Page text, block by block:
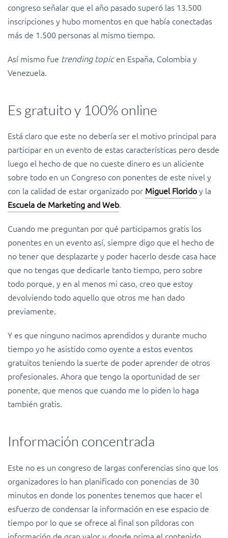
congreso señalar que el año pasado superó las 13.500
inscripciones y hubo momentos en que había conectadas
más de 1.500 personas al mismo tiempo.
Así mismo fue trending topicen España, Colombia y
Venezuela.
Es gratuito y 100% online
Está claro que este no debería ser el motivo principal para
participar en un evento de estas características pero desde
luego el hecho de que no cueste dinero es un aliciente
sobre todo en un Congreso con ponentes de este nivel y
con la calidad de estar organizado por Miguel Floridoy la
Escuela de Marketing and Web.
Cuando me preguntan por qué participamos gratis los
ponentes en un evento así, siempre digo que el hecho de
no tener que desplazarte y poder hacerlo desde casa hace
que no tengas que dedicarle tanto tiempo, pero sobre
todo porque, y en al menos mi caso, creo que estoy
devolviendo todo aquello que otros me han dado
previamente.
Y es que ninguno nacimos aprendidos y durante mucho
tiempo yo he asistido como oyente a estos eventos
gratuitos teniendo la suerte de poder aprender de otros
profesionales. Ahora que tengo la oportunidad de ser
ponente, que menos que cuando me lo piden lo haga
también gratis.
Información concentrada
Este no es un congreso de largas conferencias sino que los
organizadores lo han planificado con ponencias de 30
minutos en donde los ponentes tenemos que hacer el
esfuerzo de condensar la información en ese espacio de
tiempo por lo que se ofrece al final son píldoras con